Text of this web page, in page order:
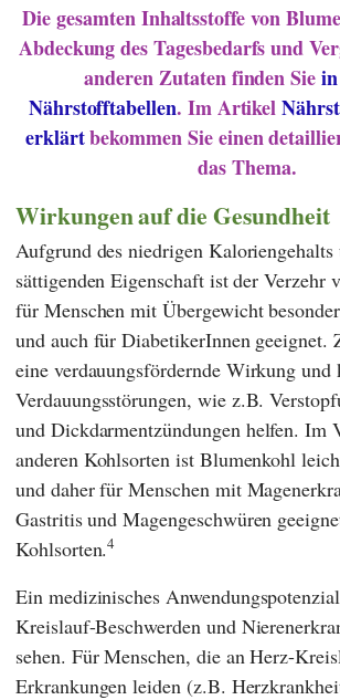
Die gesamten Inhaltsstoffe von
Abdeckung des Tagesbedarfs und
anderen Zutaten finden Sie
Nährstofftabellen. Im Artikel
erklärtbekommen Sie einen
das Thema.
Wirkungen auf die Gesundheit
Aufgrund des niedrigen Kaloriengehalts
sättigenden Eigenschaft ist der Verzehr
für Menschen mit Übergewicht
und auch für DiabetikerInnen geeignet.
eine verdauungsfördernde Wirkung
Verdauungsstörungen, wie z.B.
und Dickdarmentzündungen helfen. Im
anderen Kohlsorten ist Blumenkohl
und daher für Menschen mit
Gastritis und Magengeschwüren
Kohlsorten.4
Ein medizinisches
Kreislauf-Beschwerden und
sehen. Für Menschen, die an Herz-
Erkrankungen leiden (z.B.